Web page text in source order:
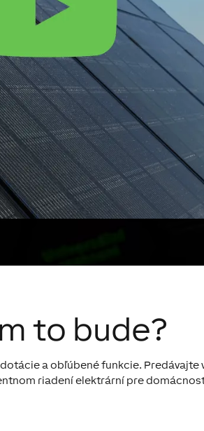
to bude?
a obľúbené funkcie. Predávajte
riadení elektrární pre